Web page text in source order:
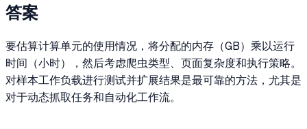
答案
要估算计算单元的使用情况，将分配的内存（GB）乘以运行
时间（小时），然后考虑爬虫类型、页面复杂度和执行策略。
对样本工作负载进行测试并扩展结果是最可靠的方法，尤其是
对于动态抓取任务和自动化工作流。